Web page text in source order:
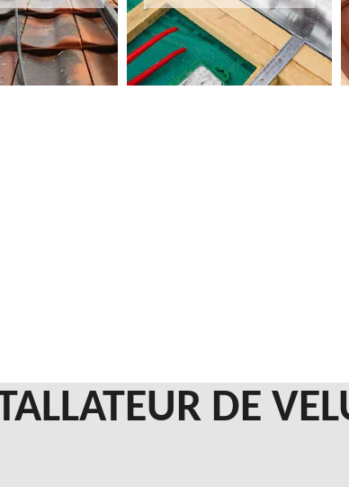
DE